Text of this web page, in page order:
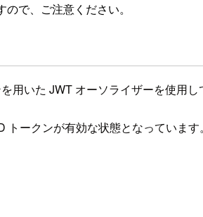
で、ご注意ください。
用いた JWT オーソライザーを使用し
トークンが有効な状態となっています